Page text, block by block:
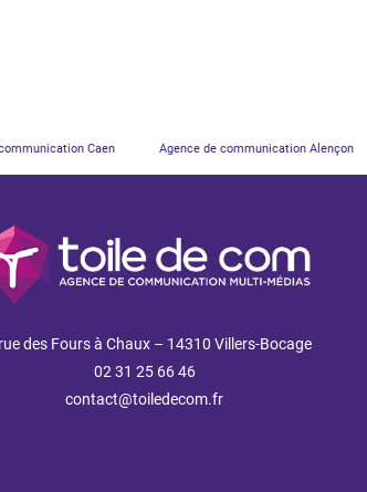
Caen Agence de communication Alençon
des Fours à Chaux – 14310 Villers-Bocage
02 31 25 66 46
contact@toiledecom.fr